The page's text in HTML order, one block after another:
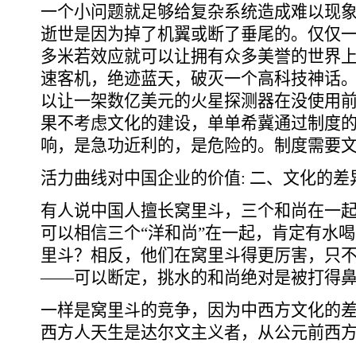
一个小问题就足够给复杂系统造成难以现
逝世是因为掉了机翼或断了垂尾的。仅仅
多米若效应就可以让拥有众多美誉的世界
速客机，绝迹蓝天，破灭一个高科技神话
以让一架数亿美元的火星探测器在没使用
果不考虑文化的建设，单单希冀通过制度
响，是急功近利的，是危险的。制度需要
活力曲线对中国企业的价值: 二、文化的差
有人说中国人擅长窝里斗，三个和尚在一
可以相信三个“洋和尚”在一起，肯定有水
里斗？相反，他们在窝里斗得更厉害，只
――可以断定，挑水的和尚绝对是被打得
一样是窝里斗的竞争，因为中西方文化的
西方人天生是达尔文主义者，从公元前西